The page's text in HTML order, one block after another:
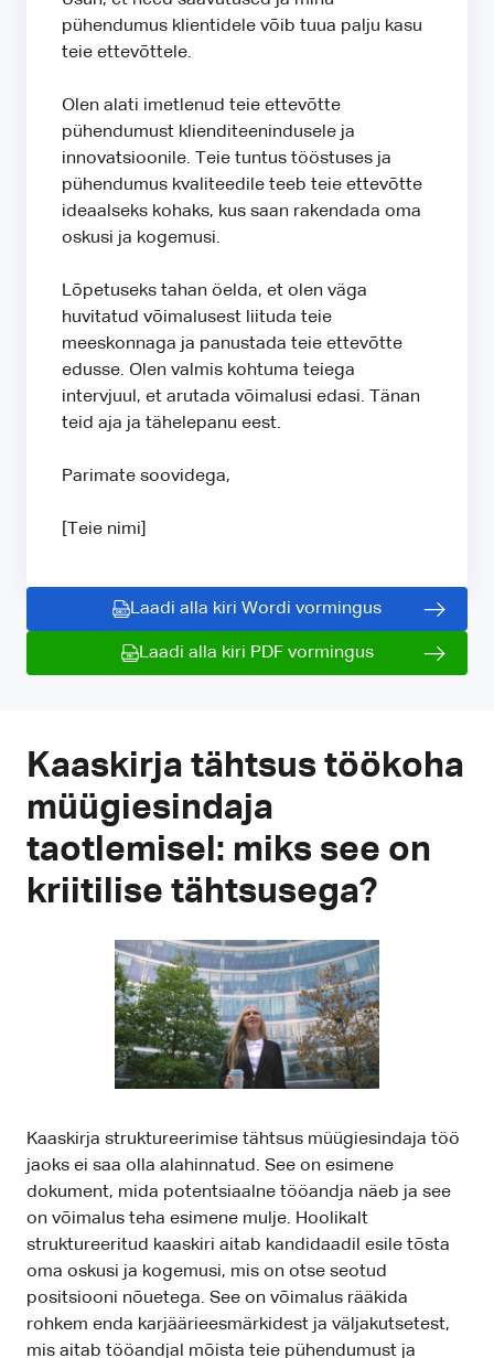
pühendumus klientidele võib tuua palju kasu
teie ettevõttele.
Olen alati imetlenud teie ettevõtte
pühendumust klienditeenindusele ja
innovatsioonile. Teie tuntus tööstuses ja
pühendumus kvaliteedile teeb teie ettevõtte
ideaalseks kohaks, kus saan rakendada oma
oskusi ja kogemusi.
Lõpetuseks tahan öelda, et olen väga
huvitatud võimalusest liituda teie
meeskonnaga ja panustada teie ettevõtte
edusse. Olen valmis kohtuma teiega
intervjuul, et arutada võimalusi edasi. Tänan
teid aja ja tähelepanu eest.
Parimate soovidega,
[Teie nimi]
Laadi alla kiri Wordi vormingus
Laadi alla kiri PDF vormingus
Kaaskirja tähtsus töökoha
müügiesindaja
taotlemisel: miks see on
kriitilise tähtsusega?
Kaaskirja struktureerimise tähtsus müügiesindaja töö
jaoks ei saa olla alahinnatud. See on esimene
dokument, mida potentsiaalne tööandja näeb ja see
on võimalus teha esimene mulje. Hoolikalt
struktureeritud kaaskiri aitab kandidaadil esile tõsta
oma oskusi ja kogemusi, mis on otse seotud
positsiooni nõuetega. See on võimalus rääkida
rohkem enda karjäärieesmärkidest ja väljakutsetest,
mis aitab tööandjal mõista teie pühendumust ja